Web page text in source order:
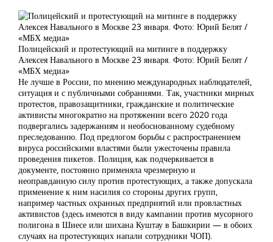
Полицейский и протестующий на митинге в поддержку
Алексея Навального в Москве 23 января. Фото: Юрий Белят /
«МБХ медиа»
Не лучше в России, по мнению международных наблюдателей,
ситуация и с публичными собраниями. Так, участники мирных
протестов, правозащитники, гражданские и политические
активисты многократно на протяжении всего 2020 года
подвергались задержаниям и необоснованному судебному
преследованию. Под предлогом борьбы с распространением
вируса российскими властями были ужесточены правила
проведения пикетов. Полиция, как подчеркивается в
документе, постоянно применяла чрезмерную и
неоправданную силу против протестующих, а также допускала
применение к ним насилия со стороны других групп,
например частных охранных предприятий или провластных
активистов (здесь имеются в виду кампании против мусорного
полигона в Шиесе или шихана Куштау в Башкирии — в обоих
случаях на протестующих напали сотрудники ЧОП).